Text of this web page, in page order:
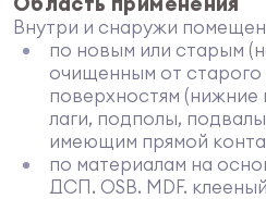
Внутри и снаружи
по новым или старым
очищенным от
поверхностям
лаги, подполы,
имеющим прямой
по материалам на
ДСП, OSB, MDF,